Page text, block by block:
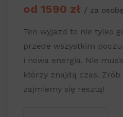
od 1590 zł / za osobę
Ten wyjazd to nie tylko
przede wszystkim
i nowa energia. Nie
którzy znajdą czas.
zajmiemy się resztą!